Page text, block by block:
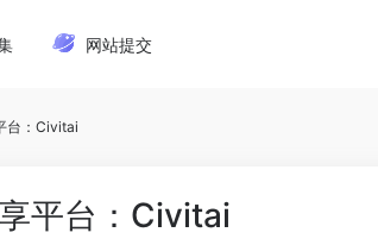
网站提交
台：Civitai
平台：Civitai